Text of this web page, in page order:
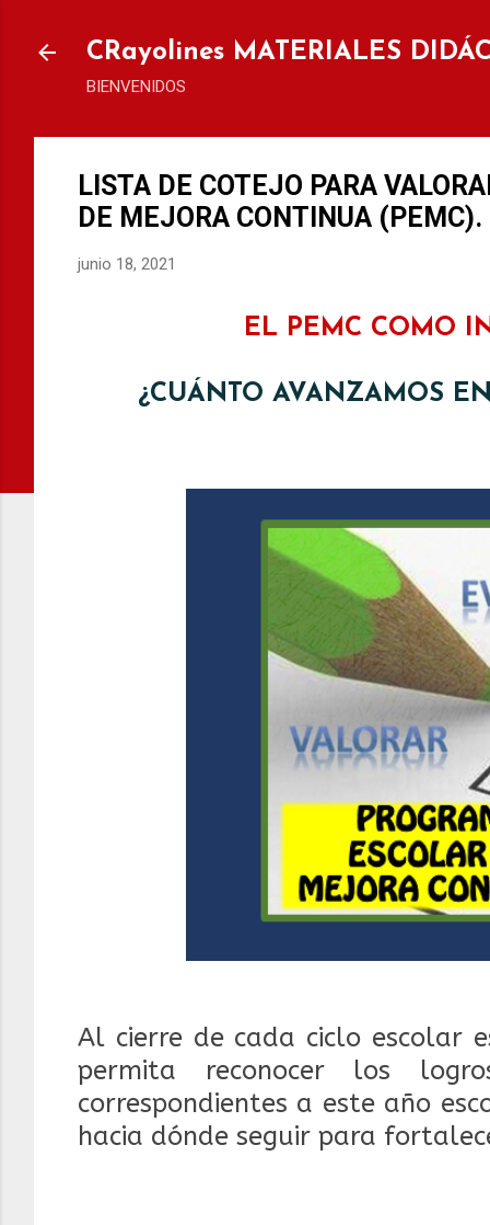
CRayolines MATERIALES
BIENVENIDOS
LISTA DE COTEJO PARA
DE MEJORA CONTINUA (PEMC).
junio 18, 2021
EL PEMC COMO
¿CUÁNTO AVANZAMOS
Al cierre de cada ciclo escolar
permita reconocer los
correspondientes a este año
hacia dónde seguir para